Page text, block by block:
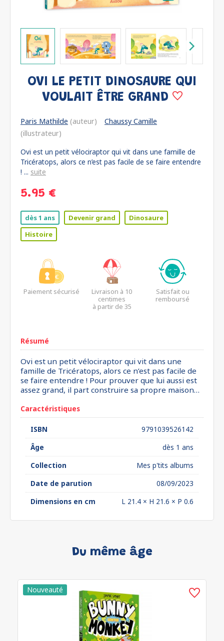
OVI LE PETIT DINOSAURE QUI
VOULAIT ÊTRE GRAND
Paris Mathilde (auteur)
Chaussy Camille
(illustrateur)
Ovi est un petit vélociraptor qui vit dans une famille de
Tricératops, alors ce n’est pas facile de se faire entendre
! ... suite
5.95 €
dès 1 ans Devenir grand
Dinosaure
Histoire
Paiement sécurisé
Livraison à 10
centimes
à partir de 35
Satisfait ou
remboursé
Résumé
Ovi est un petit vélociraptor qui vit dans une
famille de Tricératops, alors ce n’est pas facile de
se faire entendre ! Pour prouver que lui aussi est
assez grand, il part construire sa propre maison…
Caractéristiques
ISBN
9791039526142
Âge
dès 1 ans
Collection
Mes p'tits albums
Date de parution
08/09/2023
Dimensions en cm
L 21.4 × H 21.6 × P 0.6
Du même âge